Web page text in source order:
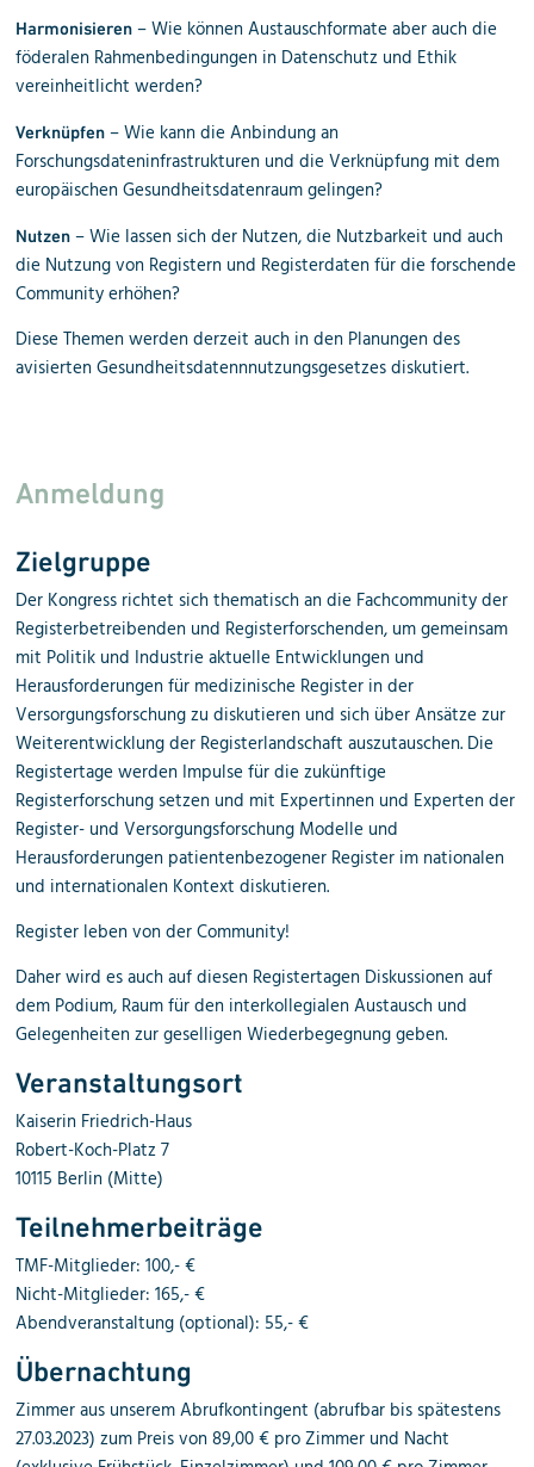
Harmonisieren – Wie können Austauschformate aber auch die
föderalen Rahmenbedingungen in Datenschutz und Ethik
vereinheitlicht werden?
Verknüpfen – Wie kann die Anbindung an
Forschungsdateninfrastrukturen und die Verknüpfung mit dem
europäischen Gesundheitsdatenraum gelingen?
Nutzen – Wie lassen sich der Nutzen, die Nutzbarkeit und auch
die Nutzung von Registern und Registerdaten für die forschende
Community erhöhen?
Diese Themen werden derzeit auch in den Planungen des
avisierten Gesundheits­daten­nnutzungs­gesetzes diskutiert.
Anmeldung
Zielgruppe
Der Kongress richtet sich thematisch an die Fachcommunity der
Registerbetreibenden und Registerforschenden, um gemeinsam
mit Politik und Industrie aktuelle Entwicklungen und
Herausforderungen für medizinische Register in der
Versorgungsforschung zu diskutieren und sich über Ansätze zur
Weiterentwicklung der Registerlandschaft auszutauschen. Die
Registertage werden Impulse für die zukünftige
Registerforschung setzen und mit Expertinnen und Experten der
Register- und Versorgungsforschung Modelle und
Herausforderungen patientenbezogener Register im nationalen
und internationalen Kontext diskutieren.
Register leben von der Community!
Daher wird es auch auf diesen Registertagen Diskussionen auf
dem Podium, Raum für den interkollegialen Austausch und
Gelegenheiten zur geselligen Wiederbegegnung geben.
Veranstaltungsort
Kaiserin Friedrich-Haus
Robert-Koch-Platz 7
10115 Berlin (Mitte)
Teilnehmerbeiträge
TMF-Mitglieder: 100,- €
Nicht-Mitglieder: 165,- €
Abendveranstaltung (optional): 55,- €
Übernachtung
Zimmer aus unserem Abrufkontingent (abrufbar bis spätestens
27.03.2023) zum Preis von89,00€ pro Zimmer und Nacht